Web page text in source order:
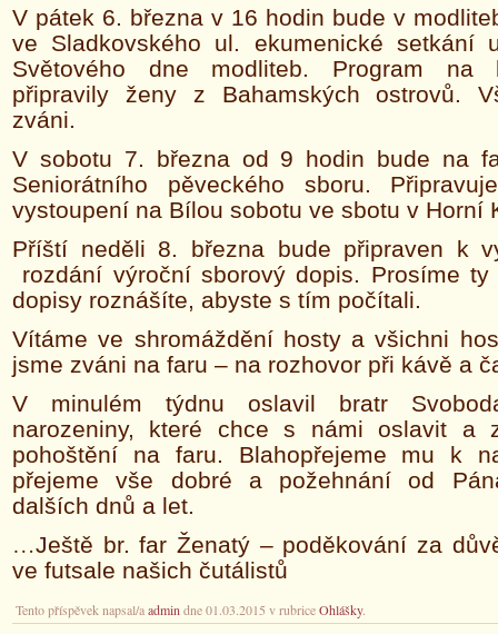
V pátek 6. března v 16 hodin bude v
ve Sladkovského ul. ekumenické setkání
Světového dne modliteb. Program na
připravily ženy z Bahamských ostrovů.
zváni.
V sobotu 7. března od 9 hodin bude na
Seniorátního pěveckého sboru.
vystoupení na Bílou sobotu ve sbotu v Horní
Příští neděli 8. března bude připraven k
rozdání výroční sborový dopis. Prosíme
dopisy roznášíte, abyste s tím počítali.
Vítáme ve shromáždění hosty a všichni
jsme zváni na faru – na rozhovor při kávě a
V minulém týdnu oslavil bratr
narozeniny, které chce s námi oslavit a
pohoštění na faru. Blahopřejeme mu k
přejeme vše dobré a požehnání od
dalších dnů a let.
…Ještě br. far Ženatý – poděkování za
ve futsale našich čutálistů
Tento příspěvek napsal/aadmin dne 01.03.2015 v rubriceOhlášky.